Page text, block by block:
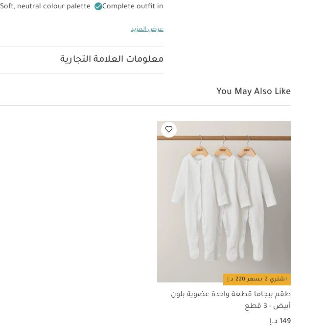
Soft, neutral colour palette
Complete outfit in
Wash dark colours seperately
عرض المزيد
معلومات العلامة التجارية
You May Also Like
اشتري 2 بسعر 220 د.إ
طقم بيجاما قطعة واحدة عضوية بلون
أبيض - 3 قطع
149 د.إ